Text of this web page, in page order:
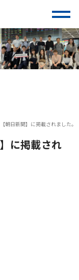
朝日新聞】に掲載されました。
に掲載され